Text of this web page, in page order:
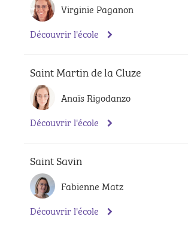
Virginie Paganon
Découvrir l'école
Saint Martin de la Cluze
Anaïs Rigodanzo
Découvrir l'école
Saint Savin
Fabienne Matz
Découvrir l'école